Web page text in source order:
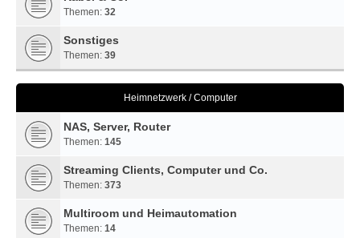
Themen: 32
Sonstiges
Themen: 39
Heimnetzwerk / Computer
NAS, Server, Router
Themen: 145
Streaming Clients, Computer und Co.
Themen: 373
Multiroom und Heimautomation
Themen: 14